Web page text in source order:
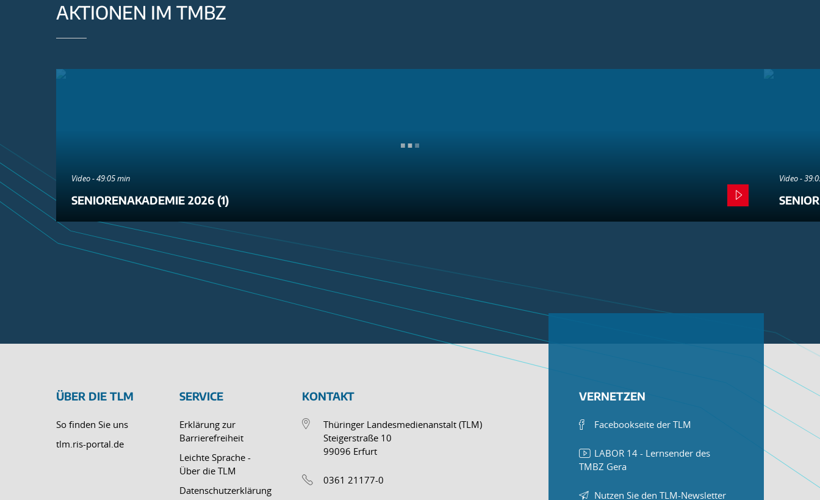
AKTIONEN IM TMBZ
Video - 49:05 min
SENIORENAKADEMIE 2026 (1)
Video -
ÜBER DIE TLM
So finden Sie uns
tlm.ris-portal.de
SERVICE
Erklärung zur
Barrierefreiheit
Leichte Sprache -
Über die TLM
Datenschutzerklärung
KONTAKT
Thüringer Landesmedienanstalt (TLM)
Steigerstraße 10
99096 Erfurt
0361 21177-0
VERNETZEN
Facebookseite der TLM
LABOR 14 - Lernsender des
TMBZ Gera
Nutzen Sie den TLM-Newsletter